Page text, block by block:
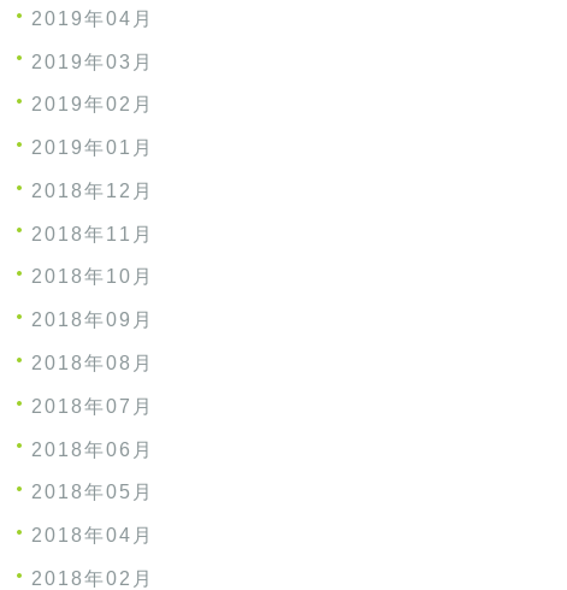
2019年04月
2019年03月
2019年02月
2019年01月
2018年12月
2018年11月
2018年10月
2018年09月
2018年08月
2018年07月
2018年06月
2018年05月
2018年04月
2018年02月